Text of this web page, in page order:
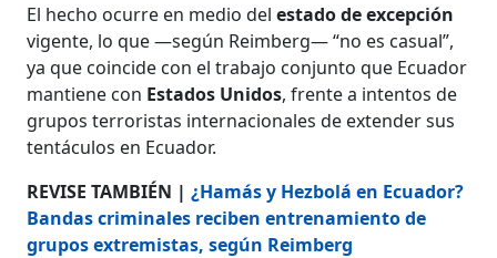
El hecho ocurre en medio delestado de excepción
vigente, lo que —según Reimberg— “no es casual”,
ya que coincide con el trabajo conjunto que Ecuador
mantiene con Estados Unidos, frente a intentos de
grupos terroristas internacionales de extender sus
tentáculos en Ecuador.
REVISE TAMBIÉN |¿Hamás y Hezbolá en Ecuador?
Bandas criminales reciben entrenamiento de
grupos extremistas, según Reimberg